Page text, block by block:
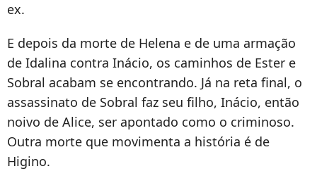
ex.
E depois da morte de Helena e de uma armação
de Idalina contra Inácio, os caminhos de Ester e
Sobral acabam se encontrando. Já na reta final, o
assassinato de Sobral faz seu filho, Inácio, então
noivo de Alice, ser apontado como o criminoso.
Outra morte que movimenta a história é de
Higino.